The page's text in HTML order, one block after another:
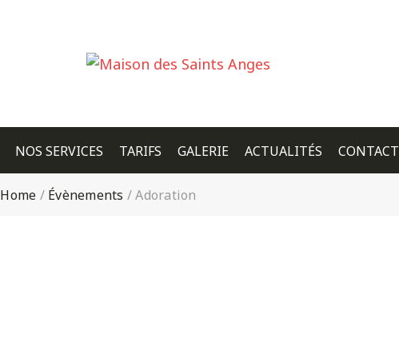
NOS SERVICES TARIFS GALERIE ACTUALITÉS CONTACT
Home / Évènements /Adoration